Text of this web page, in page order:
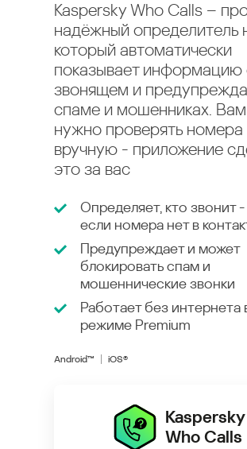
Kaspersky Who Calls –
надёжный определитель
который автоматически
показывает информацию
звонящем и
спаме и мошенниках.
нужно проверять номера
вручную - приложение
это за вас
Определяет, кто звонит
если номера нет в
Предупреждает и может
блокировать спам и
мошеннические звонки
Работает без интернета
режиме Premium
Android™ iOS®
Kaspersky
Who Calls